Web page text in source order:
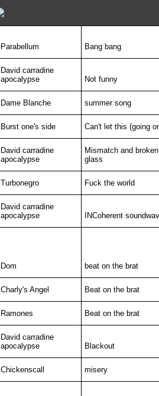
Parabellum Bang bang
David carradine
apocalypse
Not funny
Dame Blanche summer song
Burst one's side Can't let this (going
David carradine
apocalypse
Mismatch and broken
glass
Turbonegro Fuck the world
David carradine
apocalypse
INCoherent
Dom beat on the brat
Charly's Angel Beat on the brat
Ramones Beat on the brat
David carradine
apocalypse
Blackout
Chickenscall misery